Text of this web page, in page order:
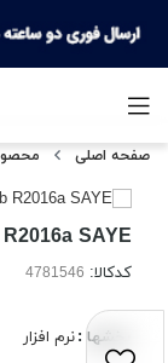
صفحه اصلی
SAYE
کدکالا:
بخشها :نرم افزار